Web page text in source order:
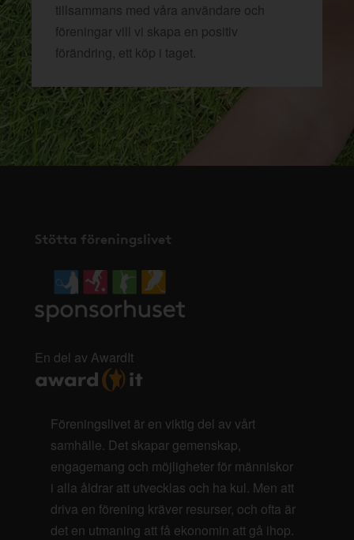
tillsammans med våra användare och
föreningar vill vi skapa en positiv
förändring, ett köp i taget.
Stötta föreningslivet
En del av AwardIt
Föreningslivet är en viktig del av vårt
samhälle. Det skapar gemenskap,
engagemang och möjligheter för människor
i alla åldrar att utvecklas och ha kul. Men att
driva en förening kräver resurser, och ofta är
det en utmaning att få ekonomin att gå ihop.